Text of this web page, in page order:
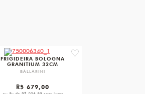
favorite
FRIGIDEIRA BOLOGNA
GRANITIUM 32CM
BALLARINI
R$ 679,00